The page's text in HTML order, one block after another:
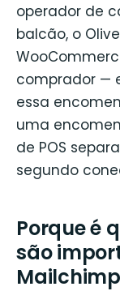
operador de
balcão, o
comprador —
essa
uma
de POS
segundo
Porque é
são
Mailchimp